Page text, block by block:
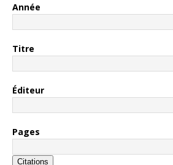
Année
Titre
Éditeur
Pages
Citations